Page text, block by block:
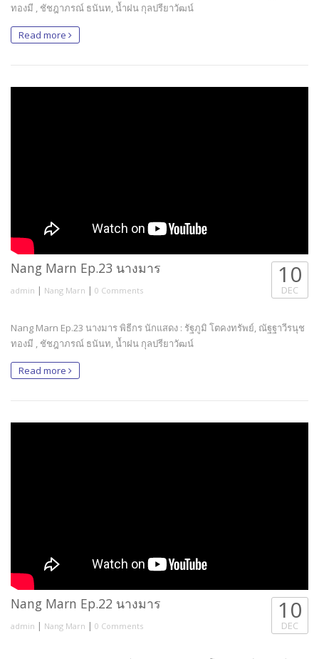
ทองมี , ชัชฎาภรณ์ ธนันท, น้ำฝน กุลปรียาวัฒน์
Read more
Nang Marn Ep.23 นางมาร
admin | Nang Marn | 0 Comments
10
DEC
Nang Marn Ep.23 นางมาร พิธีกร นักแสดง : รัฐภูมิ โตคงทรัพย์, ณัฐฐาวีรนุช
ทองมี , ชัชฎาภรณ์ ธนันท, น้ำฝน กุลปรียาวัฒน์
Read more
Nang Marn Ep.22 นางมาร
admin | Nang Marn | 0 Comments
10
DEC